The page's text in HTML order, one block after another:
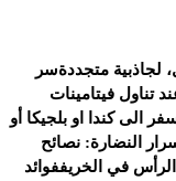
لجاذبية متجددةسر
تناول فيتامينات
الى كندا او بلجيكا أو
النضارة: نصائح
في الخريففوائد